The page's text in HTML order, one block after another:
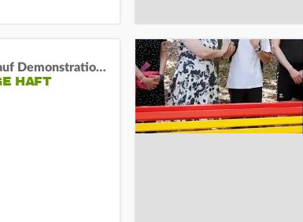
Auto-Anschlag auf Demonstration in München:
HAFT